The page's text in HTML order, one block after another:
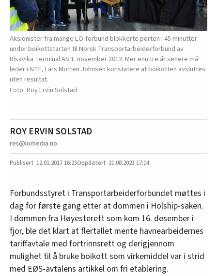
Aksjonister fra mange LO-forbund blokkerte porten i 45 minutter
under boikottstarten til Norsk Transportarbeiderforbund av
Risavika Terminal AS 1. november 2013. Mer enn tre år senere må
leder i NTF, Lars Morten Johnsen konstatere at boikotten avsluttes
uten resultat.
Roy Ervin Solstad
ROY ERVIN SOLSTAD
res@lomedia.no
12.01.2017 16:23 21.08.2023 17:14
Forbundsstyret i Transportarbeiderforbundet møttes i
dag for første gang etter at dommen i Holship-saken.
I dommen fra Høyesterett som kom 16. desember i
fjor, ble det klart at flertallet mente havnearbeidernes
tariffavtale med fortrinnsrett og derigjennom
mulighet til å bruke boikott som virkemiddel var i strid
med EØS-avtalens artikkel om fri etablering.